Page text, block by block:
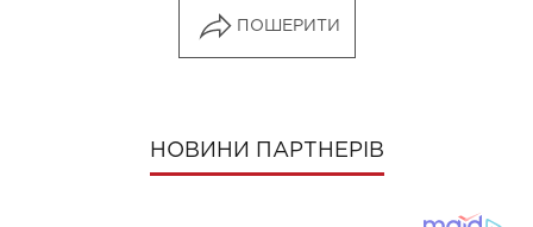
ПОШЕРИТИ
НОВИНИ ПАРТНЕРІВ